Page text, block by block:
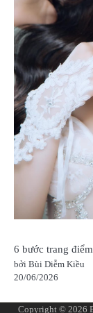
6 bước trang
bởi Bùi Diễm Kiều
20/06/2026
Copyright © 2026